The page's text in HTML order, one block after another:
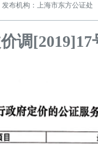
发布机构： 上海市东方公证处
[2019]17